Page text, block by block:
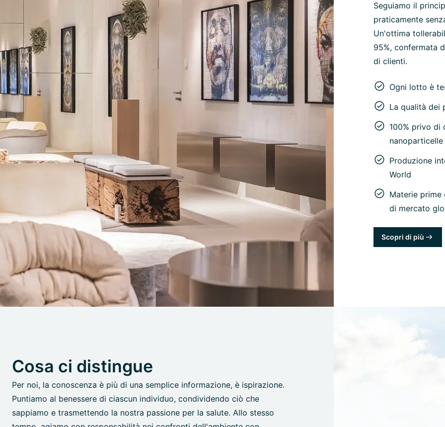
Seguiamo il
praticamente
Un'ottima
95%, confermata
di clienti.
Ogni lotto è
La qualità dei
100% privo di
Produzione
World
Materie
di mercato
Scopri di più
Cosa ci distingue
Per noi, la conoscenza è più di una semplice informazione, è ispirazione.
Puntiamo al benessere di ciascun individuo, condividendo ciò che
sappiamo e trasmettendo la nostra passione per la salute. Allo stesso